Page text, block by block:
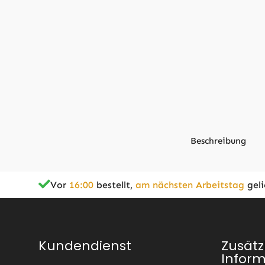
Beschreibung
Zusätzliche Informationen
Vor 16:00 bestellt, am nächsten Arbeitstag
Kundendienst